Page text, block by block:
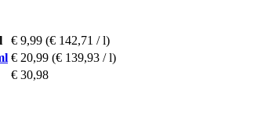
€ 9,99 (€ 142,71 / l)
€ 20,99 (€ 139,93 / l)
€ 30,98